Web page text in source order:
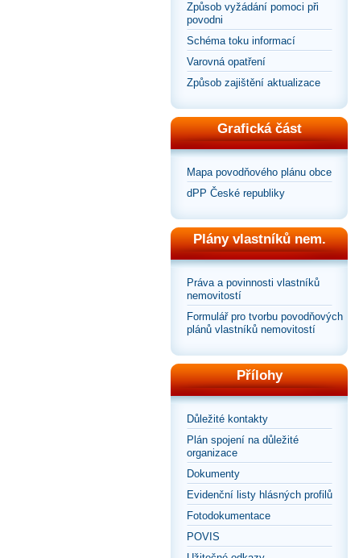
Způsob vyžádání pomoci při
povodni
Schéma toku informací
Varovná opatření
Způsob zajištění aktualizace
Grafická část
Mapa povodňového plánu obce
dPP České republiky
Plány vlastníků nem.
Práva a povinnosti vlastníků
nemovitostí
Formulář pro tvorbu povodňových
plánů vlastníků nemovitostí
Přílohy
Důležité kontakty
Plán spojení na důležité
organizace
Dokumenty
Evidenční listy hlásných profilů
Fotodokumentace
POVIS